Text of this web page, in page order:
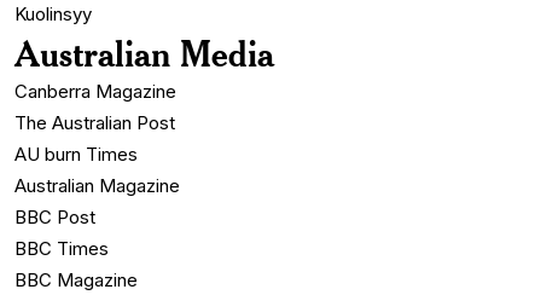
Kuolinsyy
Australian Media
Canberra Magazine
The Australian Post
AU burn Times
Australian Magazine
BBC Post
BBC Times
BBC Magazine